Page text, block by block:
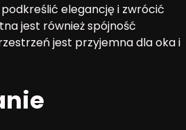
elegancję i zwrócić
jest również spójność
jest przyjemna dla oka i